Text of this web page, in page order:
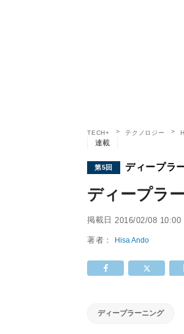
TECH+ テクノロジー
連載
第5回 ディープラ
ディープラ
掲載日 2016/02/08 10:00
著者： Hisa Ando
ディープラーニング